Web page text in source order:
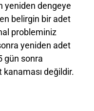
yeniden dengeye
belirgin bir adet
probleminiz
yeniden adet
gün sonra
değildir.